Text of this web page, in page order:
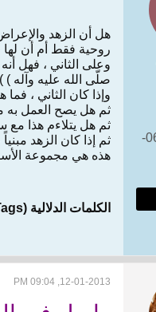
06-
هل أن الزهد
روحية فقط أم أن
صلّى الله عليه وآله )
وإذا كان الثاني ،
ثم هل يصح العمل به
ثم هل يتلاءم هذا مع
ثم إذا كان الزهد
هذه هي مجموعة
الكلمات الدلالية (Tags):
12-01-2013, 09:04 PM